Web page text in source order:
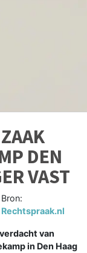
DEN
VAST
Bron:
Rechtspraak.nl
van
in Den Haag